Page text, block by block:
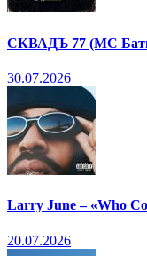
СКВАДЪ 77 (МС
30.07.2026
Larry June – «Who
20.07.2026